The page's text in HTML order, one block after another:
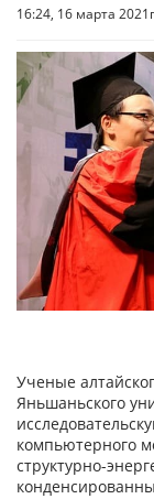
16:24, 16 марта
Ученые
Яньшаньского
компьютерного
структурно-